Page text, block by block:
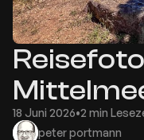
18 Juni 2026•2 min
peter portmann